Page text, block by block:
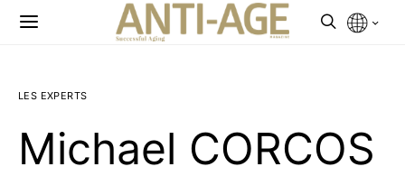
LES EXPERTS
Michael CORCOS